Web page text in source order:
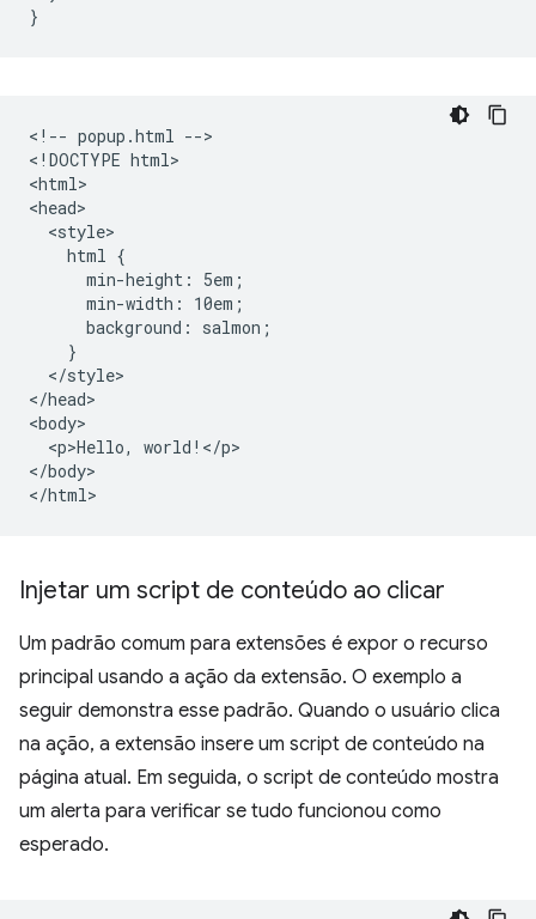
}
<!-- popup.html -->
<!DOCTYPE html>
<html>
<head>
  <style>
    html {
      min-height: 5em;
      min-width: 10em;
      background: salmon;
    }
  </style>
</head>
<body>
  <p>Hello, world!</p>
</body>
Injetar um script de conteúdo ao clicar
Um padrão comum para extensões é expor o recurso
principal usando a ação da extensão. O exemplo a
seguir demonstra esse padrão. Quando o usuário clica
na ação, a extensão insere um script de conteúdo na
página atual. Em seguida, o script de conteúdo mostra
um alerta para verificar se tudo funcionou como
esperado.